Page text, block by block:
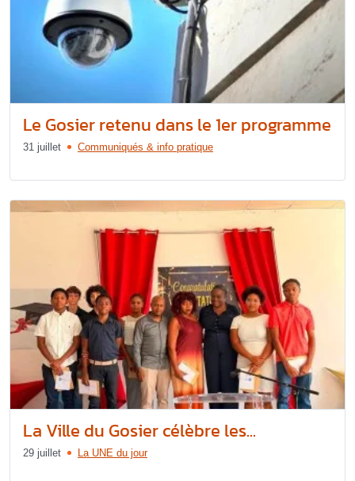
Le Gosier retenu dans le 1er programme
31 juillet Communiqués & info pratique
La Ville du Gosier célèbre les...
29 juillet La UNE du jour